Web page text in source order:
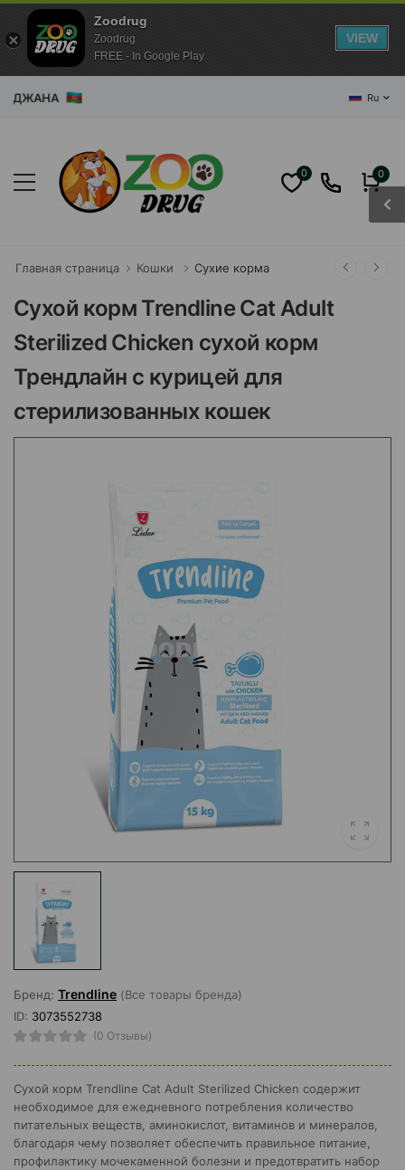
Ru
0 0
Главная страница Кошки Сухие корма
Сухой корм Trendline Cat Adult
Sterilized Chicken сухой корм
Трендлайн с курицей для
стерилизованных кошек
Бренд: Trendline (Все товары бренда)
ID: 3073552738
(0 Отзывы)
Сухой корм Trendline Cat Adult Sterilized Chicken содержит
необходимое для ежедневного потребления количество
питательных веществ, аминокислот, витаминов и минералов,
благодаря чему позволяет обеспечить правильное питание,
профилактику мочекаменной болезни и предотвратить набор
Zoodrug
Zoodrug
FREE - In Google Play
VIEW